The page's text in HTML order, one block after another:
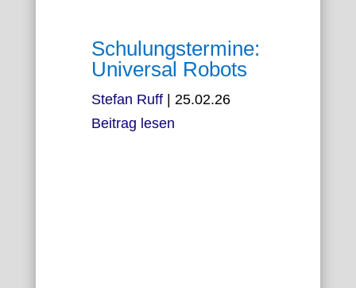
Schulungstermine:
Universal Robots
Stefan Ruff
25.02.26
Beitrag lesen